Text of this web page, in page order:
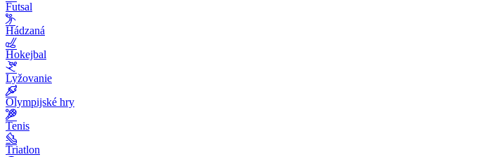
Futsal
Hádzaná
Hokejbal
Lyžovanie
Olympijské hry
Tenis
Triatlon